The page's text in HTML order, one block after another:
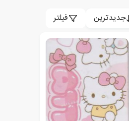
جدیدترین فیلتر